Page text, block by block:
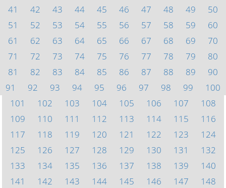
41
42 43 44 45 46 47 48 49
50
51
52 53 54 55 56 57 58 59
60
61
62 63 64 65 66 67 68 69
70
71
72 73 74 75 76 77 78 79
80
81
82 83 84 85 86 87 88 89
90
91
92 93 94 95 96 97 98 99
100
101
102 103 104 105 106 107
108
109
110 111 112 113 114 115
116
117
118 119 120 121 122 123
124
125
126 127 128 129 130 131
132
133
134 135 136 137 138 139
140
141
142 143 144 145 146 147
148